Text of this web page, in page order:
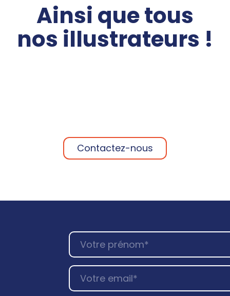
Ainsi que tous
nos illustrateurs !
Contactez-nous